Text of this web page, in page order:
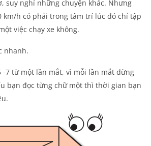
suy nghỉ những chuyện khác. Nhưng
km/h có phải trong tâm trí lúc đó chỉ tập
việc chạy xe không.
nhanh.
từ một lần mắt, vì mỗi lần mắt dừng
bạn đọc từng chữ một thì thời gian bạn